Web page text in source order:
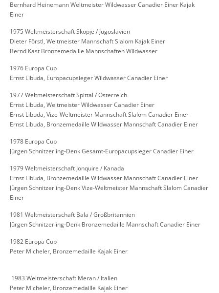
Bernhard Heinemann Weltmeister Wildwasser Canadier Einer Kajak
Einer
1975 Weltmeisterschaft Skopje / Jugoslavien
Dieter Förstl, Weltmeister Mannschaft Slalom Kajak Einer
Bernd Kast Bronzemedaille Mannschaften Wildwasser
1976 Europa Cup
Ernst Libuda, Europacupsieger Wildwasser Canadier Einer
1977 Weltmeisterschaft Spittal / Österreich
Ernst Libuda, Weltmeister Wildwasser Canadier Einer
Ernst Libuda, Vize-Weltmeister Mannschaft Slalom Canadier Einer
Ernst Libuda, Bronzemedaille Wildwasser Mannschaft Canadier Einer
1978 Europa Cup
Jürgen Schnitzerling-Denk Gesamt-Europacupsieger Canadier Einer
1979 Weltmeisterschaft Jonquire / Kanada
Ernst Libuda, Bronzemedaille Wildwasser Mannschaft Canadier Einer
Jürgen Schnitzerling-Denk Vize-Weltmeister Mannschaft Slalom Canadier
Einer
1981 Weltmeisterschaft Bala / Großbritannien
Jürgen Schnitzerling-Denk Bronzemedaille Mannschaft Canadier Einer
1982 Europa Cup
Peter Micheler, Bronzemedaille Kajak Einer
​ 1983 Weltmeisterschaft Meran / Italien
Peter Micheler, Bronzemedaille Kajak Einer